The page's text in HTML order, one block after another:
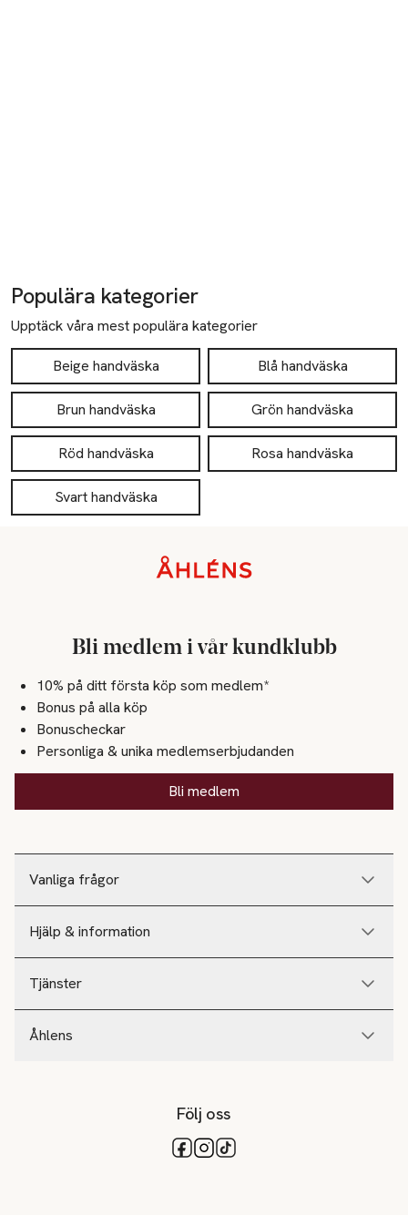
Populära kategorier
Upptäck våra mest populära kategorier
Beige handväska Blå handväska
Brun handväska Grön handväska
Röd handväska Rosa handväska
Svart handväska
Vanliga frågor
Hjälp & information
Tjänster
Åhlens
Bli medlem i vår kundklubb
10% på ditt första köp som medlem*
Bonus på alla köp
Bonuscheckar
Personliga & unika medlemserbjudanden
Bli medlem
Följ oss